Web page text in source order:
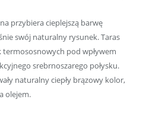
przybiera cieplejszą barwę
swój naturalny rysunek. Taras
termososnowych pod wpływem
srebrnoszarego połysku.
naturalny ciepły brązowy kolor,
olejem.